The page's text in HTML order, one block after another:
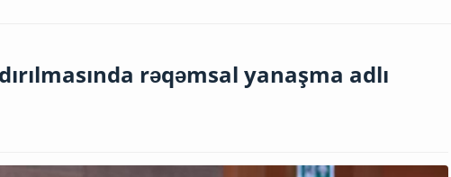
rəqəmsal yanaşma adlı